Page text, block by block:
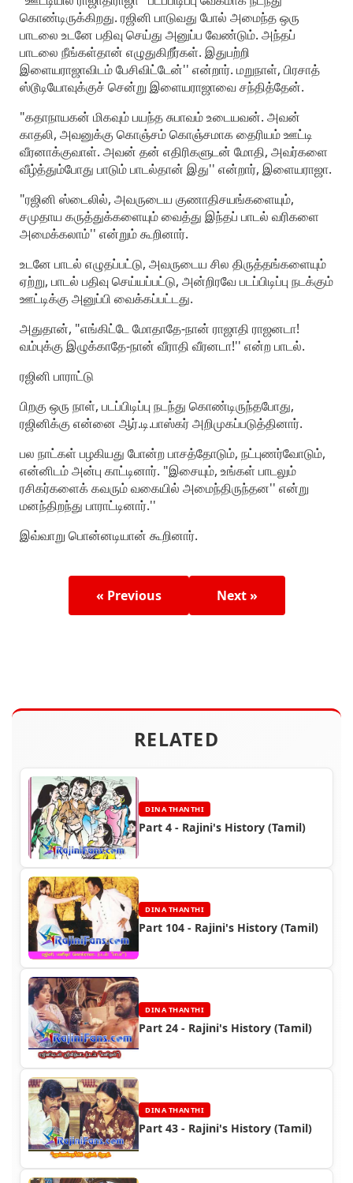
கொண்டிருக்கிறது. ரஜினி பாடுவது போல் அமைந்த ஒரு
பாடலை உடனே பதிவு செய்து அனுப்ப வேண்டும். அந்தப்
பாடலை நீங்கள்தான் எழுதுகிறீர்கள். இதுபற்றி
இளையராஜாவிடம் பேசிவிட்டேன்'' என்றார். மறுநாள், பிரசாத்
ஸ்டூடியோவுக்குச் சென்று இளையராஜாவை சந்தித்தேன்.
"கதாநாயகன் மிகவும் பயந்த சுபாவம் உடையவன். அவன்
காதலி, அவனுக்கு கொஞ்சம் கொஞ்சமாக தைரியம் ஊட்டி
வீரனாக்குவாள். அவன் தன் எதிரிகளுடன் மோதி, அவர்களை
வீழ்த்தும்போது பாடும் பாடல்தான் இது'' என்றார், இளையராஜா.
"ரஜினி ஸ்டைலில், அவருடைய குணாதிசயங்களையும்,
சமுதாய கருத்துக்களையும் வைத்து இந்தப் பாடல் வரிகளை
அமைக்கலாம்'' என்றும் கூறினார்.
உடனே பாடல் எழுதப்பட்டு, அவருடைய சில திருத்தங்களையும்
ஏற்று, பாடல் பதிவு செய்யப்பட்டு, அன்றிரவே படப்பிடிப்பு நடக்கும்
ஊட்டிக்கு அனுப்பி வைக்கப்பட்டது.
அதுதான், "எங்கிட்டே மோதாதே-நான் ராஜாதி ராஜனடா!
வம்புக்கு இழுக்காதே-நான் வீராதி வீரனடா!'' என்ற பாடல்.
ரஜினி பாராட்டு
பிறகு ஒரு நாள், படப்பிடிப்பு நடந்து கொண்டிருந்தபோது,
ரஜினிக்கு என்னை ஆர்.டி.பாஸ்கர் அறிமுகப்படுத்தினார்.
பல நாட்கள் பழகியது போன்ற பாசத்தோடும், நட்புணர்வோடும்,
என்னிடம் அன்பு காட்டினார். "இசையும், உங்கள் பாடலும்
ரசிகர்களைக் கவரும் வகையில் அமைந்திருந்தன'' என்று
மனந்திறந்து பாராட்டினார்.''
இவ்வாறு பொன்னடியான் கூறினார்.
« Previous Next »
RELATED
DINA THANTHI
Part 4 - Rajini's History (Tamil)
DINA THANTHI
Part 104 - Rajini's History (Tamil)
DINA THANTHI
Part 24 - Rajini's History (Tamil)
DINA THANTHI
Part 43 - Rajini's History (Tamil)